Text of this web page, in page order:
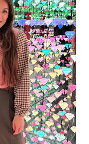
bewust op de
16 jaar. Zestien.